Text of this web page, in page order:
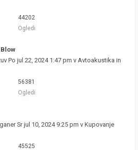
44202
Ogledi
Po jul 22, 2024 1:47 pm v Avtoakustika in
56381
Ogledi
Sr jul 10, 2024 9:25 pm v Kupovanje
45525